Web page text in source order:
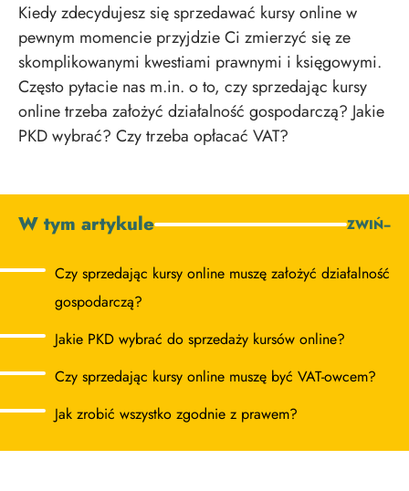
Kiedy zdecydujesz się sprzedawać kursy online w
pewnym momencie przyjdzie Ci zmierzyć się ze
skomplikowanymi kwestiami prawnymi i księgowymi.
Często pytacie nas m.in. o to, czy sprzedając kursy
online trzeba założyć działalność gospodarczą? Jakie
PKD wybrać? Czy trzeba opłacać VAT?
W tym artykule ZWIŃ−
Czy sprzedając kursy online muszę założyć działalność
gospodarczą?
Jakie PKD wybrać do sprzedaży kursów online?
Czy sprzedając kursy online muszę być VAT-owcem?
Jak zrobić wszystko zgodnie z prawem?